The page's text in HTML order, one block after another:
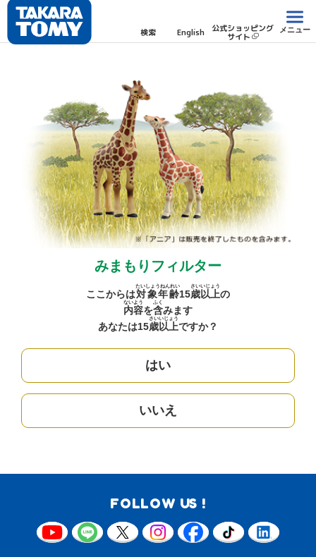
検索 English 公式ショッピング
サイト
メニュー
みまもりフィルター
ここからは対象年齢
たいしょうねんれい
15歳
さい
以上
いじょう
の
内容
ないよう
を含
ふく
みます
あなたは15歳
さい
以上
いじょう
ですか？
はい
いいえ
FOLLOW US !